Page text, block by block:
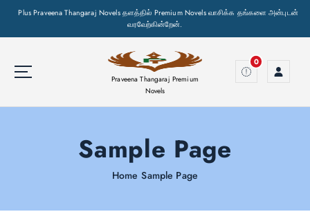
Plus Praveena Thangaraj Novels தளத்தில் Premium Novels வாசிக்க தங்களை அன்புடன்
வரவேற்கின்றேன்.
t
Praveena Thangaraj Premium
Novels
0
Sample Page
Home Sample Page